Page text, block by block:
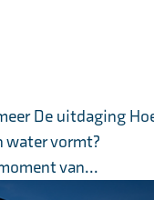
De uitdaging
water vormt?
van...